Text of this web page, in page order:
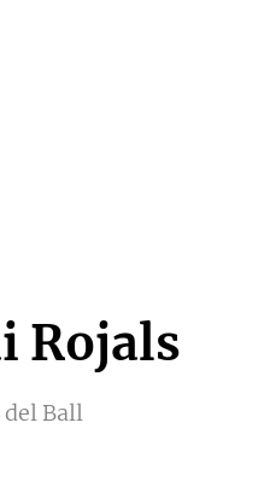
Rojals
Ball